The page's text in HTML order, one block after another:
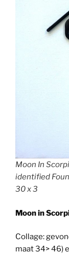
Moon In
identified
30 x 3
Moon in
Collage:
maat 34> 46)